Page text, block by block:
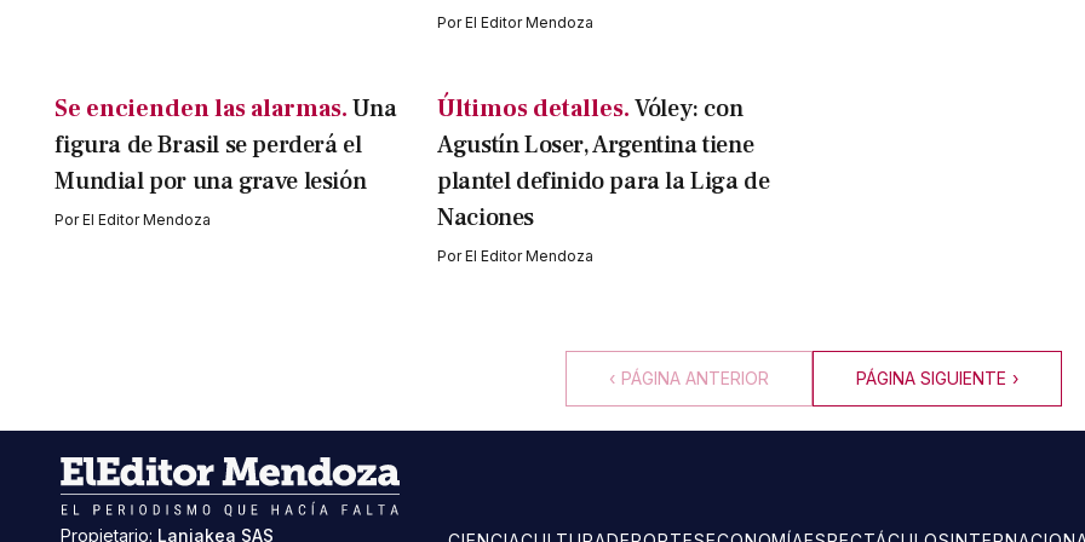
PorEl Editor Mendoza
Se encienden las alarmas. Una
figura de Brasil se perderá el
Mundial por una grave lesión
PorEl Editor Mendoza
Últimos detalles.Vóley: con
Agustín Loser, Argentina tiene
plantel definido para la Liga de
Naciones
PorEl Editor Mendoza
‹ PÁGINA ANTERIOR PÁGINA SIGUIENTE ›
Propietario: Laniakea SAS